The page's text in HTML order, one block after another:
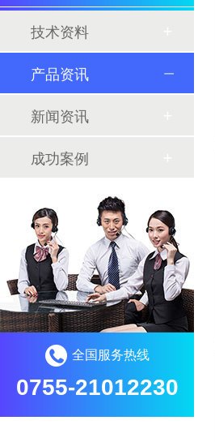
技术资料
产品资讯
新闻资讯
成功案例
全国服务热线
0755-21012230